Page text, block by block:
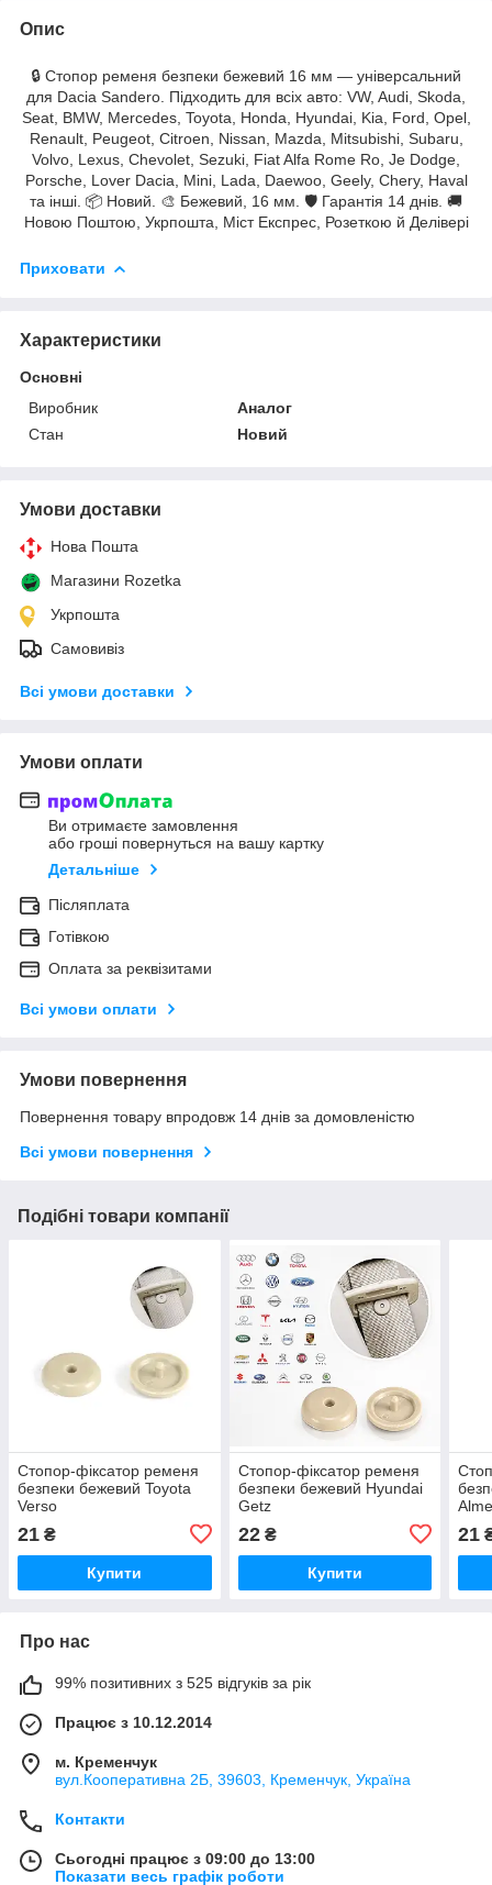
Опис
🔒 Стопор ременя безпеки бежевий 16 мм — універсальний
для Dacia Sandero. Підходить для всіх авто: VW, Audi, Skoda,
Seat, BMW, Mercedes, Toyota, Honda, Hyundai, Kia, Ford, Opel,
Renault, Peugeot, Citroen, Nissan, Mazda, Mitsubishi, Subaru,
Volvo, Lexus, Chevolet, Sezuki, Fiat Alfa Rome Ro, Je Dodge,
Porsche, Lover Dacia, Mini, Lada, Daewoo, Geely, Chery, Haval
та інші. 📦 Новий. 🎨 Бежевий, 16 мм. 🛡 Гарантія 14 днів. 🚚
Новою Поштою, Укрпошта, Міст Експрес, Розеткою й Делівері
Приховати
Характеристики
Основні
Виробник
Аналог
Стан
Новий
Умови доставки
Нова Пошта
Магазини Rozetka
Укрпошта
Самовивіз
Всі умови доставки
Умови оплати
Ви отримаєте замовлення
або гроші повернуться на вашу картку
Детальніше
Післяплата
Готівкою
Оплата за реквізитами
Всі умови оплати
Умови повернення
Повернення товару впродовж 14 днів за домовленістю
Всі умови повернення
Подібні товари компанії
Стопор-фіксатор ременя
безпеки бежевий Toyota
Verso
21 ₴
Купити
Стопор-фіксатор ременя
безпеки бежевий Hyundai
Getz
22₴
Купити
21
Про нас
99% позитивних з 525 відгуків за рік
Працює з 10.12.2014
м. Кременчук
вул.Кооперативна 2Б, 39603, Кременчук, Україна
Контакти
Сьогодні працює з 09:00 до 13:00
Показати весь графік роботи